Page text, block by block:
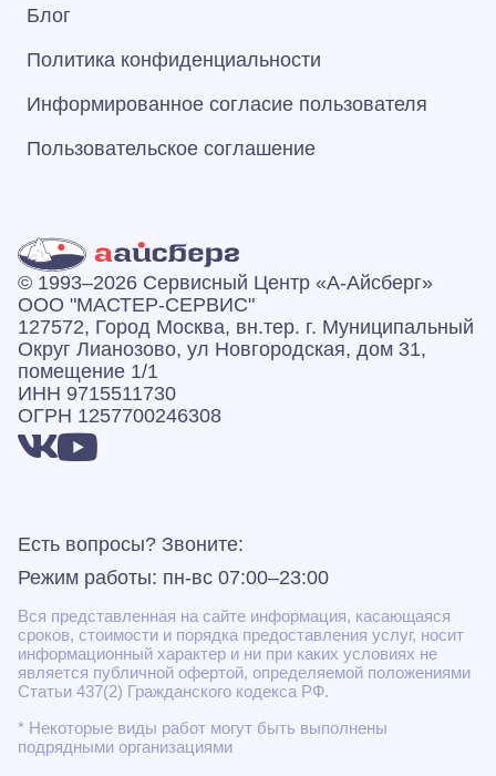
Блог
Политика конфиденциальности
Информированное согласие пользователя
Пользовательское соглашение
© 1993–2026 Сервисный Центр «А‑Айсберг»
ООО "МАСТЕР-СЕРВИС"
127572, Город Москва, вн.тер. г. Муниципальный
Округ Лианозово, ул Новгородская, дом 31,
помещение 1/1
ИНН 9715511730
ОГРН 1257700246308
Есть вопросы? Звоните:
Режим работы: пн-вс 07:00–23:00
Вся представленная на сайте информация, касающаяся
сроков, стоимости и порядка предоставления услуг, носит
информационный характер и ни при каких условиях не
является публичной офертой, определяемой положениями
Статьи 437(2) Гражданского кодекса РФ.
* Некоторые виды работ могут быть выполнены
подрядными организациями